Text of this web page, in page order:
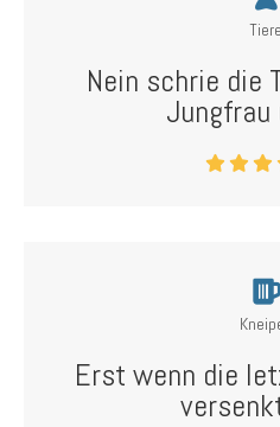
Tiere
Nein schrie die
Jungfrau
Erst wenn die